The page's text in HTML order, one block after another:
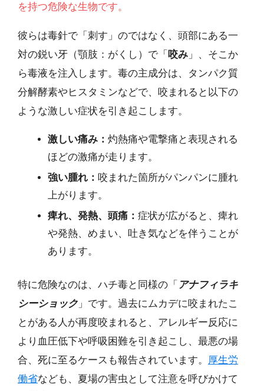
を持つ危険な生物です。
彼らは毒針で「刺す」のではなく、頭部にある一
対の鋭い牙（顎肢：がくし）で「 咬み 」、そこか
ら毒液を注入します。毒の主成分は、タンパク質
分解酵素やヒスタミンなどで、咬まれると以下の
ような激しい症状を引き起こします。
激しい痛み： 灼熱痛や電撃痛と表現される
ほどの激痛が走ります。
強い腫れ： 咬まれた箇所がパンパンに腫れ
上がります。
痺れ、発熱、頭痛： 症状が広がると、痺れ
や発熱、めまい、吐き気などを伴うことが
あります。
特に危険なのは、ハチ毒と同様の「 アナフィラキ
シーショック 」です。過去にムカデに咬まれたこ
とがある人が再度咬まれると、アレルギー反応に
より血圧低下や呼吸困難を引き起こし、最悪の場
合、死に至るケースも報告されています。
厚生労
働省なども、夏場の害虫として注意を呼びかけて